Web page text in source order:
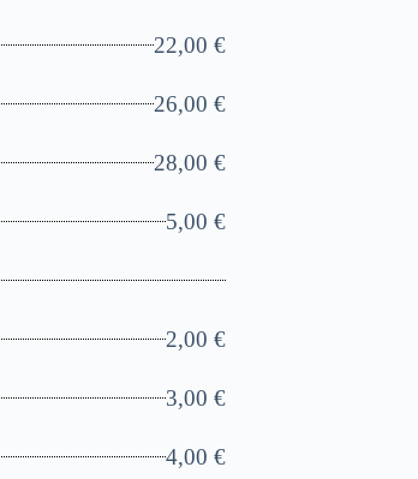
22,00 €
26,00 €
28,00 €
5,00 €
2,00 €
3,00 €
4,00 €